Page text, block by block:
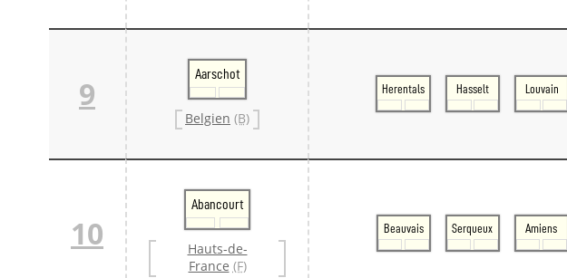
9
Aarschot
Belgien (B)
Herentals Hasselt Louvain
10
Abancourt
Hauts-de-
France (F)
Beauvais Serqueux Amiens